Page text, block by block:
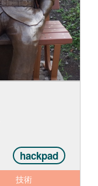
hackpad
技術